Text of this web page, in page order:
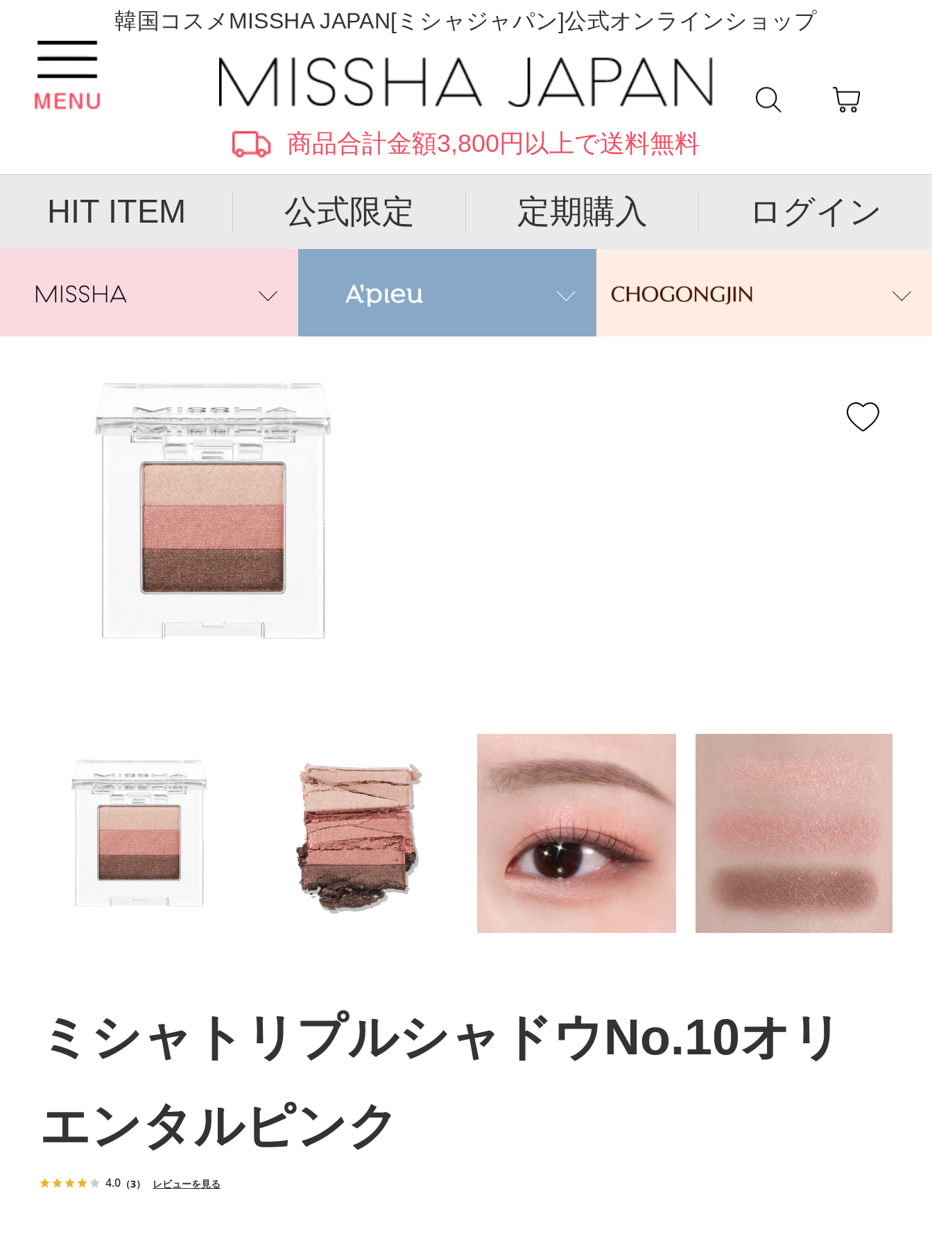
韓国コスメMISSHA JAPAN[ミシャジャパン]公式オンラインショップ
商品合計金額3,800円以上で送料無料
HIT ITEM 公式限定 定期購入 ログイン
ミシャトリプルシャドウNo.10オリ
エンタルピンク
4.0 （3） レビューを見る